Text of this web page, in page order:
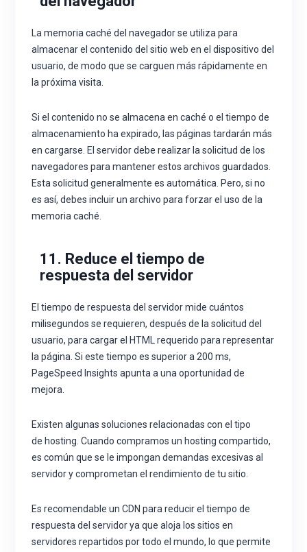
La memoria caché del navegador se utiliza para
almacenar el contenido del sitio web en el dispositivo del
usuario, de modo que se carguen más rápidamente en
la próxima visita.
Si el contenido no se almacena en caché o el tiempo de
almacenamiento ha expirado, las páginas tardarán más
en cargarse. El servidor debe realizar la solicitud de los
navegadores para mantener estos archivos guardados.
Esta solicitud generalmente es automática. Pero, si no
es así, debes incluir un archivo para forzar el uso de la
memoria caché.
11. Reduce el tiempo de
respuesta del servidor
El tiempo de respuesta del servidor mide cuántos
milisegundos se requieren, después de la solicitud del
usuario, para cargar el HTML requerido para representar
la página. Si este tiempo es superior a 200 ms,
PageSpeed Insights apunta a una oportunidad de
mejora.
Existen algunas soluciones relacionadas con el tipo
de hosting. Cuando compramos un hosting compartido,
es común que se le impongan demandas excesivas al
servidor y comprometan el rendimiento de tu sitio.
Es recomendable un CDN para reducir el tiempo de
respuesta del servidor ya que aloja los sitios en
servidores repartidos por todo el mundo, lo que permite